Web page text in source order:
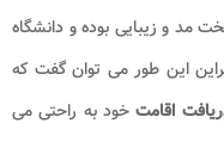
مد و زیبایی بوده و دانشگاه
این طور می توان گفت که
اقامت خود به راحتی می